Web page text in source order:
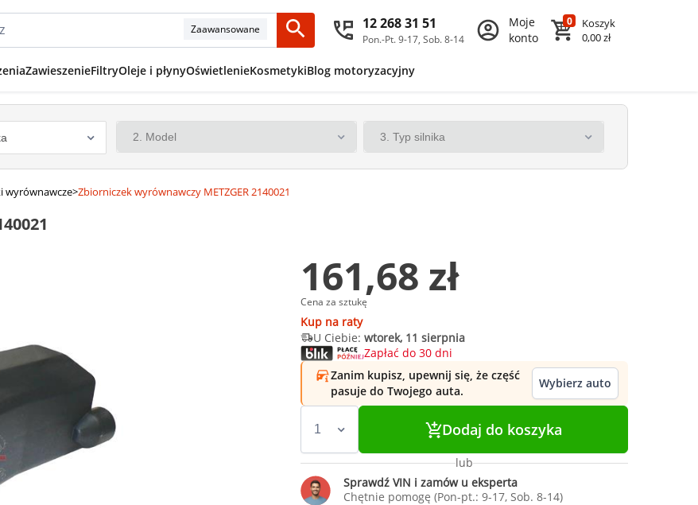
Zaawansowane 12 268 31 51
Pon.-Pt. 9-17, Sob. 8-14
Moje
konto
0
Koszyk
0,00 zł
ZawieszenieFiltryOleje i płynyOświetlenieKosmetykiBlog motoryzacyjny
wyrównawcze>Zbiorniczek wyrównawczy METZGER 2140021
161,68 zł
Cena za sztukę
Kup na raty
U Ciebie:wtorek, 11 sierpnia
Zapłać do 30 dni
Zanim kupisz, upewnij się, że część
pasuje do Twojego auta.
Wybierz auto
Dodaj do koszyka
lub
Sprawdź VIN i zamów u eksperta
Chętnie pomogę (Pon-pt.: 9-17, Sob. 8-14)